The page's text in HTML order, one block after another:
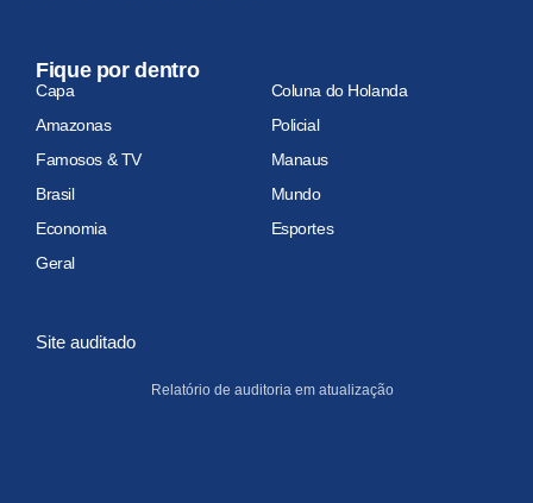
Fique por dentro
Capa
Coluna do Holanda
Amazonas
Policial
Famosos & TV
Manaus
Brasil
Mundo
Economia
Esportes
Geral
Site auditado
Relatório de auditoria em atualização